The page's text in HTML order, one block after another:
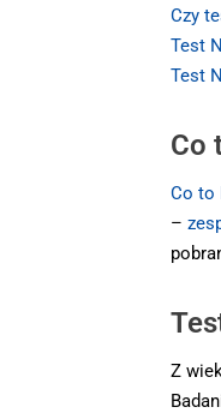
Czy
Test
Test
Co
Co to
–
Z